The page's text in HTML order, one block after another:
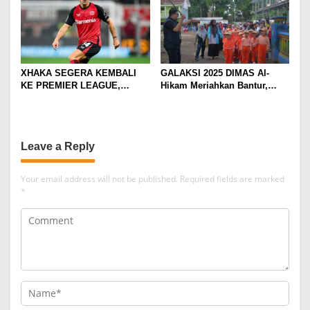
XHAKA SEGERA KEMBALI
KE PREMIER LEAGUE,
GALAKSI 2025 DIMAS Al-
Hikam Meriahkan Bantur,
Leave a Reply
Your email address will not be published. Required fields are marked
*